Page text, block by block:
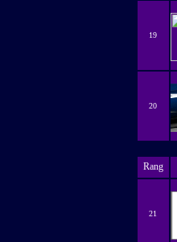
19
20
Rang
21